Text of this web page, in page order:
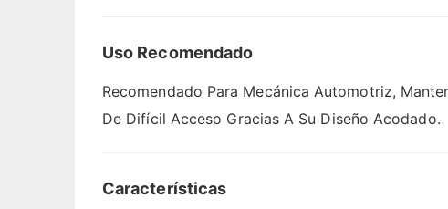
Uso Recomendado
Recomendado Para Mecánica Automotriz,
De Difícil Acceso Gracias A Su Diseño Acodado.
Características